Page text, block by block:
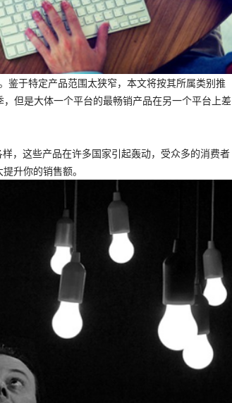
鉴于特定产品范围太狭窄，本文将按其所属类别推
但是大体一个平台的最畅销产品在另一个平台上差
，这些产品在许多国家引起轰动，受众多的消费者
升你的销售额。